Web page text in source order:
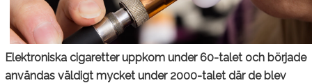
Passiv rökning
(4) Snus
Bättre än cigg?
Elektroniska cigaretter uppkom under 60-talet och började
användas väldigt mycket under 2000-talet där de blev